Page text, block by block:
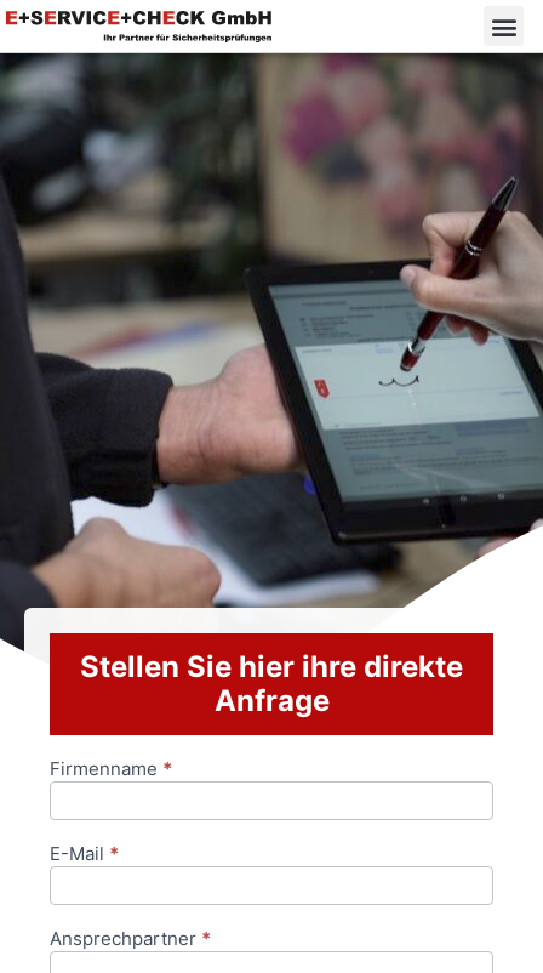
Stellen Sie hier ihre direkte
Anfrage
Anfrageformular
Firmenname *
E-Mail *
Ansprechpartner *